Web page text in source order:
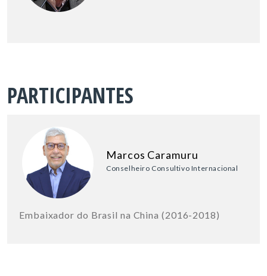
PARTICIPANTES
Marcos Caramuru
Conselheiro Consultivo Internacional
Embaixador do Brasil na China (2016-2018)